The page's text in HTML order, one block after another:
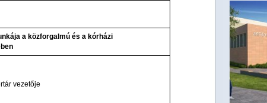
a közforgalmú és a kórházi
vezetője